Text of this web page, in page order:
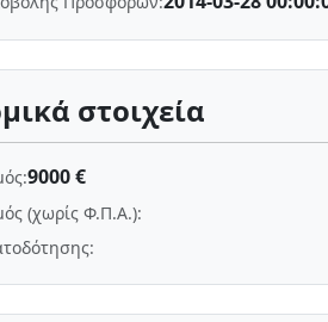
στοιχεία
9000 €
(χωρίς Φ.Π.Α.):